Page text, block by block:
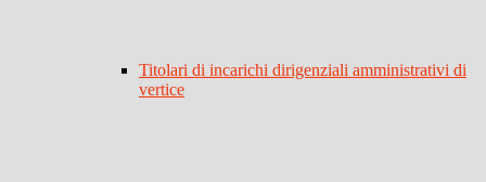
Titolari di incarichi dirigenziali amministrativi di
vertice